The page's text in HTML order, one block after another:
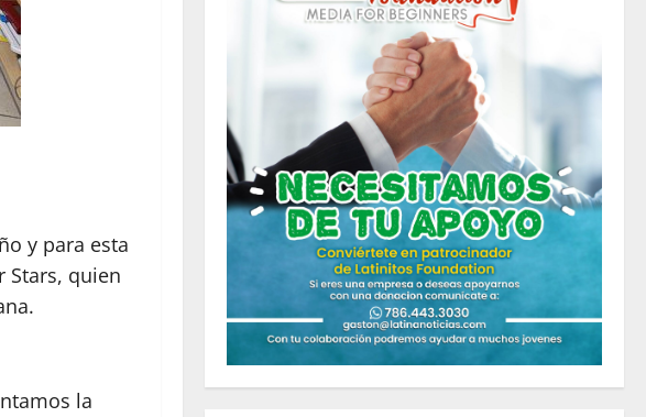
y para esta
Stars, quien
la